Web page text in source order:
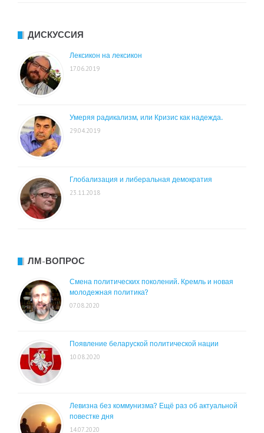
ДИСКУССИЯ
Лексикон на лексикон
17.06.2019
Умеряя радикализм, или Кризис как надежда.
29.04.2019
Глобализация и либеральная демократия
23.11.2018
ЛМ-ВОПРОС
Смена политических поколений. Кремль и новая
молодежная политика?
07.08.2020
Появление беларуской политической нации
10.08.2020
Левизна без коммунизма? Ещё раз об актуальной
повестке дня
14.07.2020